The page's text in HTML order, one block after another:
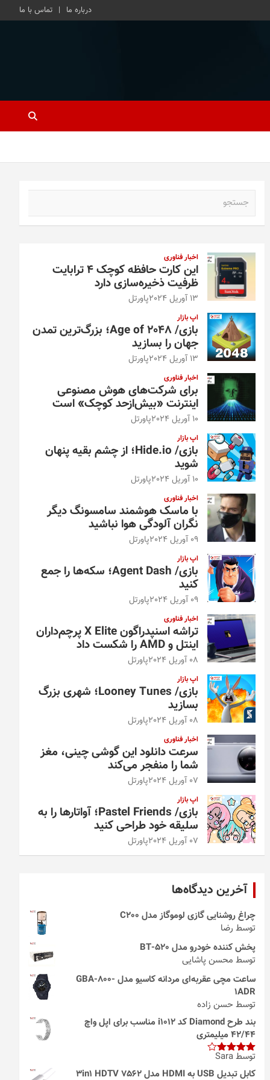
درباره ما تماس با ما
اخبار فناوری
این کارت حافظه کوچک ۴ ترابایت
ظرفیت ذخیره‌سازی دارد
13 آوریل 2024 پاورتل
اپ بازار
بازی/ Age of 2048؛ بزرگ‌ترین تمدن
جهان را بسازید
13 آوریل 2024 پاورتل
اخبار فناوری
برای شرکت‌های هوش مصنوعی
اینترنت «بیش‌از‌حد کوچک» است
10 آوریل 2024 پاورتل
اپ بازار
بازی/ Hide.io؛ از چشم بقیه پنهان
شوید
10 آوریل 2024 پاورتل
اخبار فناوری
با ماسک هوشمند سامسونگ دیگر
نگران آلودگی هوا نباشید
09 آوریل 2024 پاورتل
اپ بازار
بازی/ Agent Dash؛ سکه‌ها را جمع
کنید
09 آوریل 2024 پاورتل
اخبار فناوری
تراشه اسنپدراگون X Elite پرچم‌داران
اینتل و AMD را شکست داد
08 آوریل 2024 پاورتل
اپ بازار
بازی/ Looney Tunes؛ شهری بزرگ
بسازید
08 آوریل 2024 پاورتل
اخبار فناوری
سرعت دانلود این گوشی چینی، مغز
شما را منفجر می‌کند
07 آوریل 2024 پاورتل
اپ بازار
بازی/ Pastel Friends؛ آواتارها را به
سلیقه خود طراحی کنید
07 آوریل 2024 پاورتل
آخرین دیدگاه‌ها
چراغ روشنایی گازی لوموگاز مدل C200
توسط رضا
پخش کننده خودرو مدل 520-BT
توسط محسن پاشایی
ساعت مچی عقربه‌ای مردانه کاسیو مدل GBA-800-
1ADR
توسط حسن زاده
بند طرح Diamond کد i1012 مناسب برای اپل واچ
42/44 میلیمتری
امتیاز4
از 5
توسط Sara
کابل تبدیل USB به HDMI مدل 3in1 HDTV 7562